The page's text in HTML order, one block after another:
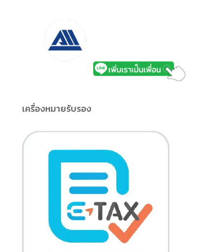
เครื่องหมายรับรอง